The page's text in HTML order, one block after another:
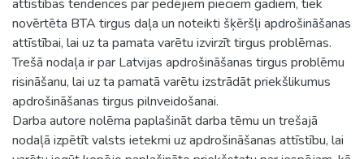
attīstības tendences par pedējiem pieciem gadiem, tiek
novērtēta BTA tirgus daļa un noteikti šķēršļi apdrošināšanas
attīstībai, lai uz ta pamata varētu izvirzīt tirgus problēmas.
Trešā nodaļa ir par Latvijas apdrošināšanas tirgus problēmu
risināšanu, lai uz ta pamatā varētu izstrādāt priekšlikumus
apdrošināšanas tirgus pilnveidošanai.
Darba autore nolēma paplašināt darba tēmu un trešajā
nodaļā izpētīt valsts ietekmi uz apdrošināšanas attīstību, lai